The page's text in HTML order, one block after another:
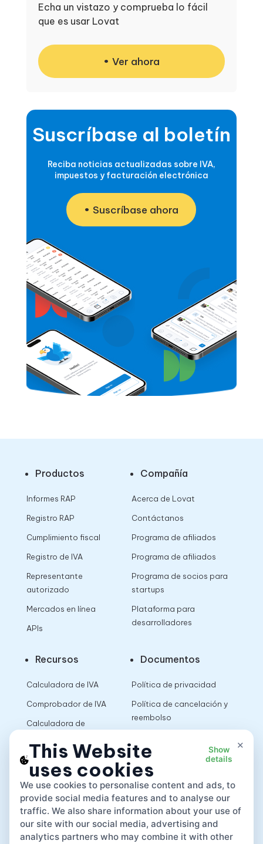
Echa un vistazo y comprueba lo fácil
que es usar Lovat
Ver ahora
Suscríbase al boletín
Reciba noticias actualizadas sobre IVA,
impuestos y facturación electrónica
Suscríbase ahora
Productos
Informes RAP
Registro RAP
Cumplimiento fiscal
Registro de IVA
Representante
autorizado
Mercados en línea
APIs
Compañía
Acerca de Lovat
Contáctanos
Programa de afiliados
Programa de afiliados
Programa de socios para
startups
Plataforma para
desarrolladores
Recursos
Calculadora de IVA
Comprobador de IVA
Calculadora de
ventas
Documentos
Política de privacidad
Política de cancelación y
reembolso
App
×
This Website
uses cookies
Show
details
We use cookies to personalise content and ads, to
provide social media features and to analyse our
traffic. We also share information about your use of
our site with our social media, advertising and
analytics partners who may combine it with other